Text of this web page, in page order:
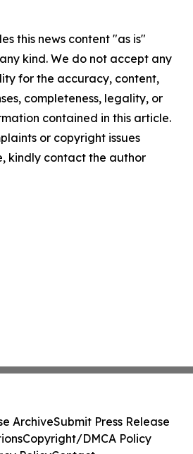
this news content "as is"
kind. We do not accept any
for the accuracy, content,
completeness, legality, or
contained in this article.
or copyright issues
kindly contact the author
ArchiveSubmit Press Release
Copyright/DMCA Policy